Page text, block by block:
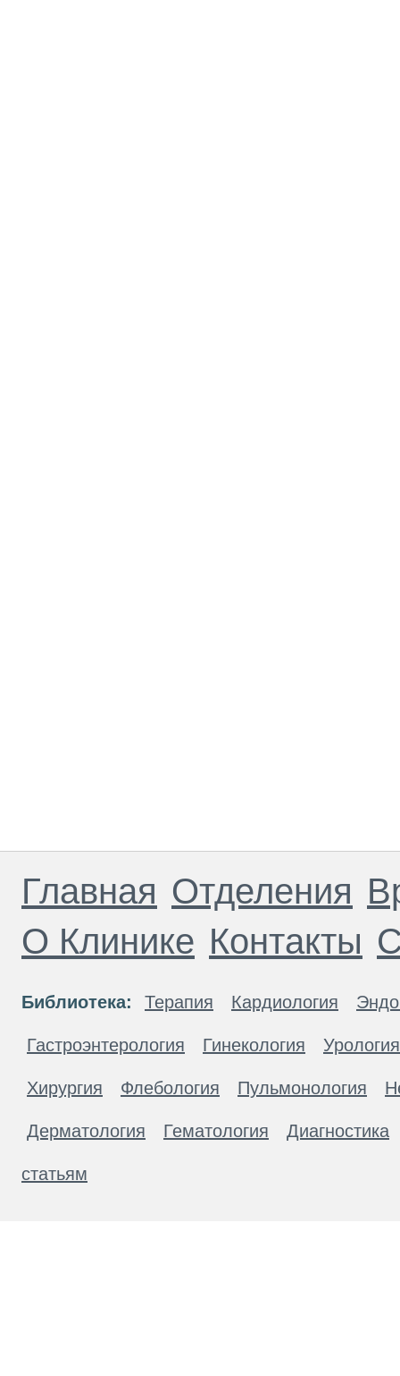
Главная Отделения
О Клинике Контакты
Библиотека: Терапия Кардиология
Гастроэнтерология Гинекология Урология
Хирургия Флебология Пульмонология
Дерматология Гематология Диагностика
статьям